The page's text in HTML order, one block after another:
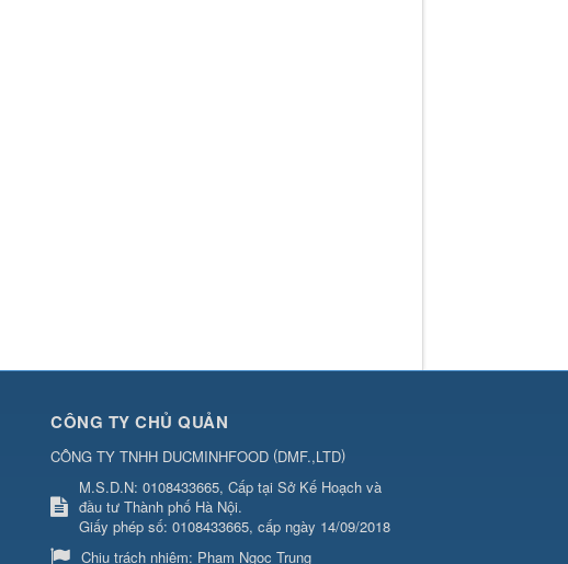
CÔNG TY CHỦ QUẢN
CÔNG TY TNHH DUCMINHFOOD (DMF.,LTD)
M.S.D.N: 0108433665, Cấp tại Sở Kế Hoạch và
đầu tư Thành phố Hà Nội.
Giấy phép số: 0108433665, cấp ngày 14/09/2018
Chịu trách nhiệm: Phạm Ngọc Trung